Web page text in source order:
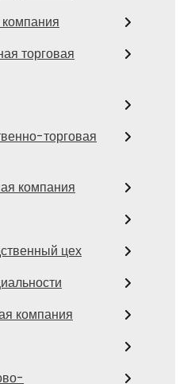
торговая
торговая
компания
цех
компания